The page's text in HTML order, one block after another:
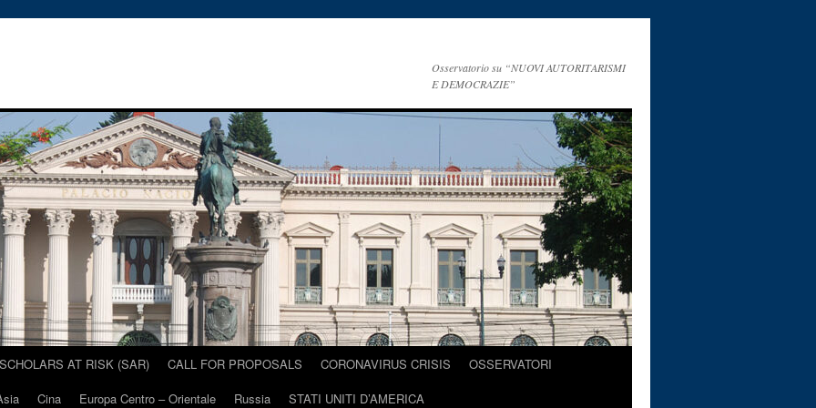
Osservatorio su “NUOVI AUTORITARISMI
E DEMOCRAZIE”
SCHOLARS AT RISK (SAR) CALL FOR PROPOSALS CORONAVIRUS CRISIS
OSSERVATORI
Cina Europa Centro – Orientale Russia
STATI UNITI D’AMERICA